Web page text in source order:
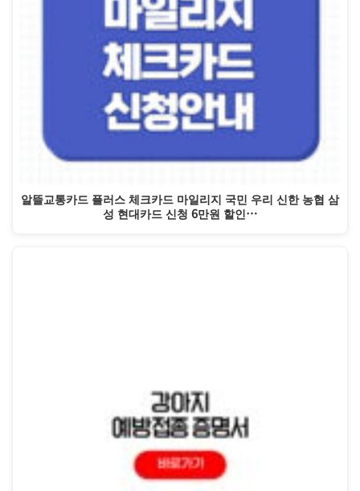
알뜰교통카드 플러스 체크카드 마일리지 국민 우리 신한 농협 삼
성 현대카드 신청 6만원 할인…